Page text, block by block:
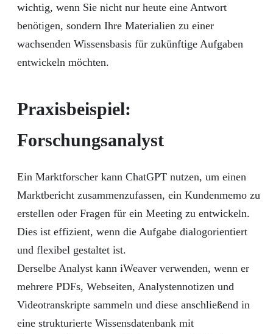
wichtig, wenn Sie nicht nur heute eine Antwort
benötigen, sondern Ihre Materialien zu einer
wachsenden Wissensbasis für zukünftige Aufgaben
entwickeln möchten.
Praxisbeispiel:
Forschungsanalyst
Ein Marktforscher kann ChatGPT nutzen, um einen
Marktbericht zusammenzufassen, ein Kundenmemo zu
erstellen oder Fragen für ein Meeting zu entwickeln.
Dies ist effizient, wenn die Aufgabe dialogorientiert
und flexibel gestaltet ist.
Derselbe Analyst kann iWeaver verwenden, wenn er
mehrere PDFs, Webseiten, Analystennotizen und
Videotranskripte sammeln und diese anschließend in
eine strukturierte Wissensdatenbank mit